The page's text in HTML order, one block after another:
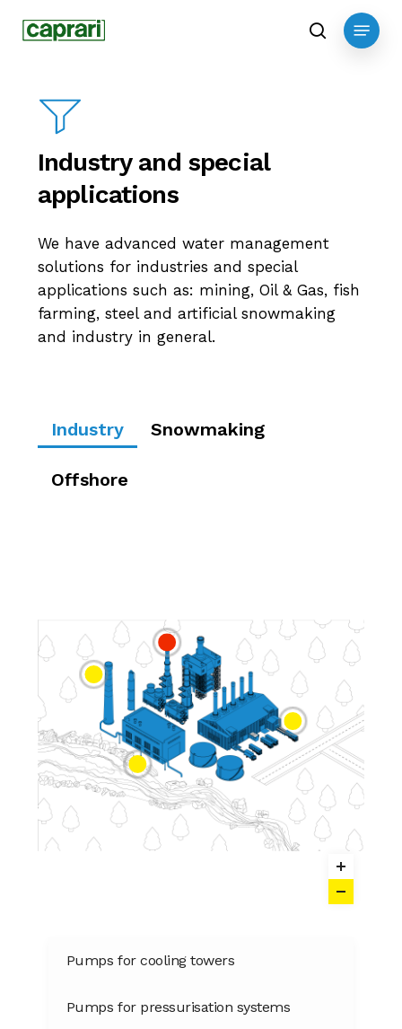
search
Menu
Industry and special
applications
We have advanced water management
solutions for industries and special
applications such as: mining, Oil & Gas, fish
farming, steel and artificial snowmaking
and industry in general.
Industry Snowmaking
Offshore
Pumps for cooling towers
Pumps for pressurisation systems